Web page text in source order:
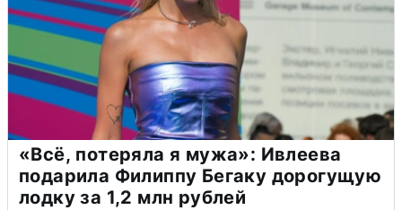
«Всё, потеряла я мужа»: Ивлеева
подарила Филиппу Бегаку дорогущую
лодку за 1,2 млн рублей